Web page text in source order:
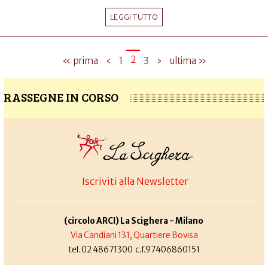
LEGGI TUTTO
« prima ‹ 1 2 3 › ultima »
RASSEGNE IN CORSO
Iscriviti alla Newsletter
(circolo ARCI) La Scighera - Milano
Via Candiani 131, Quartiere Bovisa
tel. 02 48671300 c.f.97406860151